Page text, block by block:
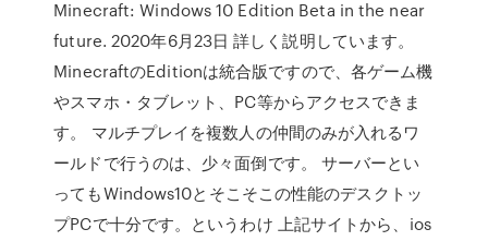
Minecraft: Windows 10 Edition Beta in the near
future. 2020年6月23日 詳しく説明しています。
MinecraftのEditionは統合版ですので、各ゲーム機
やスマホ・タブレット、PC等からアクセスできま
す。 マルチプレイを複数人の仲間のみが入れるワ
ールドで行うのは、少々面倒です。 サーバーとい
ってもWindows10とそこそこの性能のデスクトッ
プPCで十分です。というわけ 上記サイトから、ios